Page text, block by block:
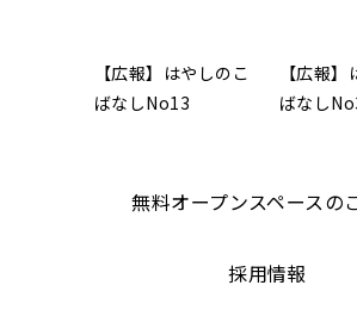
【広報】はやしのこ
ばなしNo13
【広報
ばなし
無料オープンスペースの
採用情報